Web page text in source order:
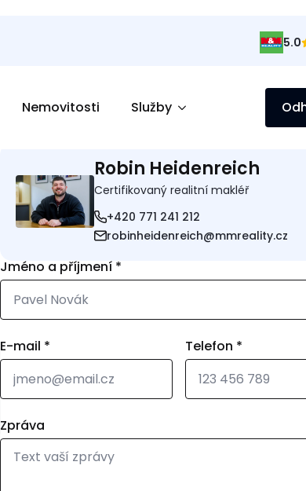
Robin Heidenreich
Certifikovaný realitní makléř
+420 771 241 212
robinheidenreich@mmreality.cz
Jméno a příjmení *
E-mail * Telefon *
Zpráva